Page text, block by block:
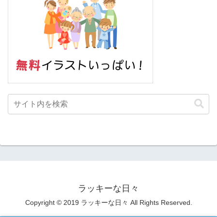
ラッキーな日々
Copyright © 2019 ラッキーな日々 All Rights Reserved.